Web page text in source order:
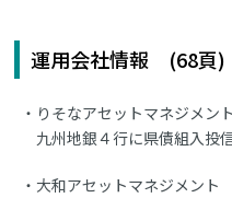
運用会社情報 (68頁)
りそなアセットマネジメント
九州地銀４行に県債組入投
大和アセットマネジメント